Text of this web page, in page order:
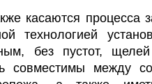
касаются процесса
технологией
без пустот,
совместимы между